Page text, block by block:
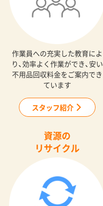
作業員への充実した教育によ
り、効率よく作業ができ、安い
不用品回収料金をご案内でき
ています
スタッフ紹介
資源の
リサイクル